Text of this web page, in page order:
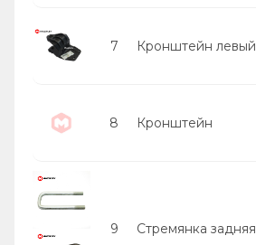
7 Кронштейн левый
8 Кронштейн
9 Стремянка задняя